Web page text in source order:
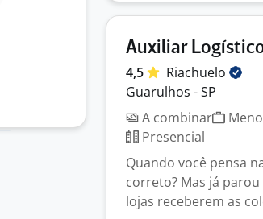
Auxiliar
4,5
Riachuelo
Guarulhos - SP
A combinar
Presencial
Quando você pensa
correto? Mas já
lojas receberem as